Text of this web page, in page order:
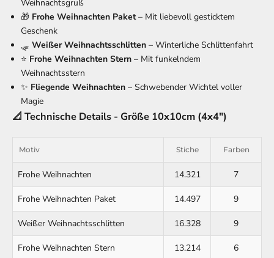
Weihnachtsgruß
🎁 Frohe Weihnachten Paket– Mit liebevoll gesticktem
Geschenk
🛷 Weißer Weihnachtsschlitten – Winterliche Schlittenfahrt
⭐ Frohe Weihnachten Stern – Mit funkelndem
Weihnachtsstern
✨ Fliegende Weihnachten – Schwebender Wichtel voller
Magie
📐 Technische Details - Größe 10x10cm (4x4")
Motiv Stiche Farben
Frohe Weihnachten 14.321 7
Frohe Weihnachten Paket 14.497 9
Weißer Weihnachtsschlitten 16.328 9
Frohe Weihnachten Stern 13.214 6